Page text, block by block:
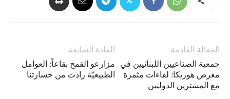
المادة السابقة
مزارعو القمح بقاعاً: العوامل
الطبيعيّة زادت من خسارتنا
المقالة القادمة
جمعية الصناعيين اللبنانيين في
معرض هوريكا: لقاءات مثمرة
مع المشترين الدوليين